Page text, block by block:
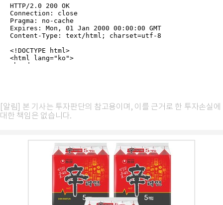
[알림] 본 기사는 투자판단의 참고용이며, 이를 근거로 한 투자손실에
대한 책임은 없습니다.